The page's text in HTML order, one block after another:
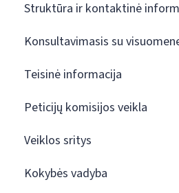
Struktūra ir kontaktinė
Konsultavimasis su
Teisinė informacija
Peticijų komisijos veikla
Veiklos sritys
Kokybės vadyba